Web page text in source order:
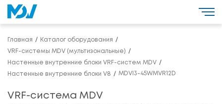
Главная Каталог оборудования
VRF-системы MDV (мультизональные)
Настенные внутренние блоки VRF-систем MDV
Настенные внутренние блоки V8 MDVI3-45WMVR12D
VRF-система MDV